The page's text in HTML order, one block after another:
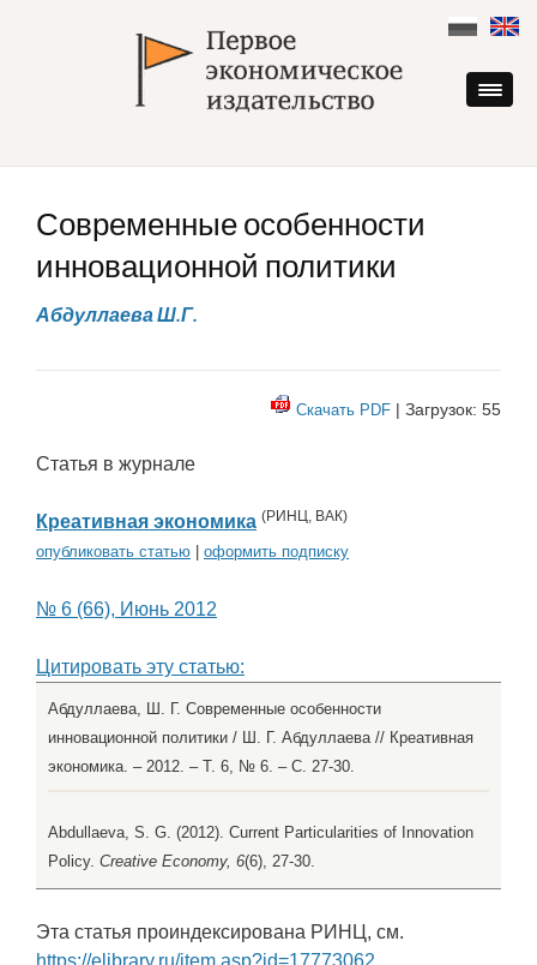
content
Современные особенности
инновационной политики
Абдуллаева Ш.Г.
Скачать PDF | Загрузок: 55
Статья в журнале
Креативная экономика (РИНЦ, ВАК)
опубликовать статью оформить подписку
№ 6 (66), Июнь 2012
Цитировать эту статью:
Абдуллаева, Ш. Г. Современные особенности
инновационной политики / Ш. Г. Абдуллаева // Креативная
экономика. – 2012. – Т. 6, № 6. – С. 27-30.
Abdullaeva, S. G. (2012). Current Particularities of Innovation
Policy. Creative Economy, 6(6), 27-30.
Эта статья проиндексирована РИНЦ, см.